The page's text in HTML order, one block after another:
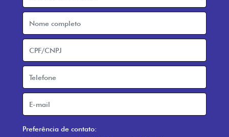
Preferência de contato: